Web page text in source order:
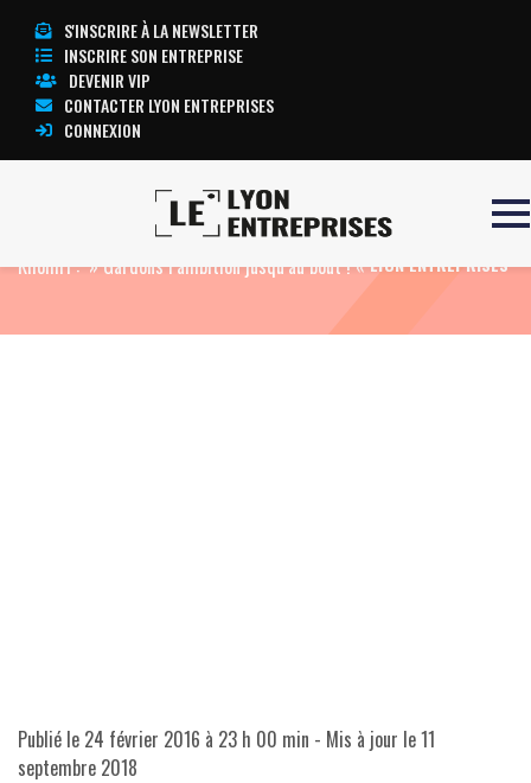
S'INSCRIRE À LA NEWSLETTER
INSCRIRE SON ENTREPRISE
DEVENIR VIP
CONTACTER LYON ENTREPRISES
CONNEXION
Avant-projet de loi portée par Myriam El
Khomri : » Gardons l’ambition jusqu’au bout ! «
TOUTE L’ACTUALITÉ
LYON ENTREPRISES
Publié le 24 février 2016 à 23 h 00 min - Mis à jour le11
septembre 2018